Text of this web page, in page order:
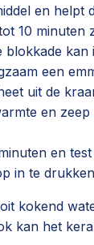
en helpt
10 minuten
blokkade kan
een
uit de
en
en
in te
kokend
kan het